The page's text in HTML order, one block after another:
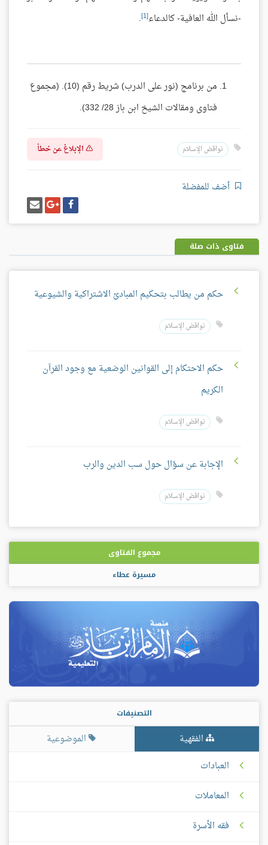
-نسأل الله العافية- كالدعاء[1]
.
من برنامج (نور على الدرب) شريط رقم (10). (مجموع
فتاوى ومقالات الشيخ ابن باز 28/ 332).
نواقض الإسلام الإبلاغ عن خطأ
أضف للمفضلة
شارك
على
فيسبوك
شارك
على
غوغل
بلس
إرسل
إيميل
فتاوى ذات صلة
حكم من يطالب بتحكيم المبادئ الاشتراكية والشيوعية
نواقض الإسلام
حكم الاحتكام إلى القوانين الوضعية مع وجود القرآن
الكريم
نواقض الإسلام
الإجابة عن سؤال حول سب الدين والرب
نواقض الإسلام
مجموع الفتاوى
مسيرة عطاء
التصنيفات
الفقهية
الموضوعية
العبادات
المعاملات
فقه الأسرة